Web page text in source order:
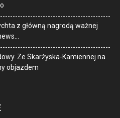
z główną nagrodą ważnej
Ze Skarżyska-Kamiennej na
objazdem